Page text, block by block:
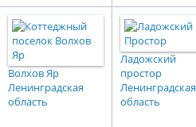
Волхов Яр
Ленинградская
область
Ладожский
простор
Ленинградская
область